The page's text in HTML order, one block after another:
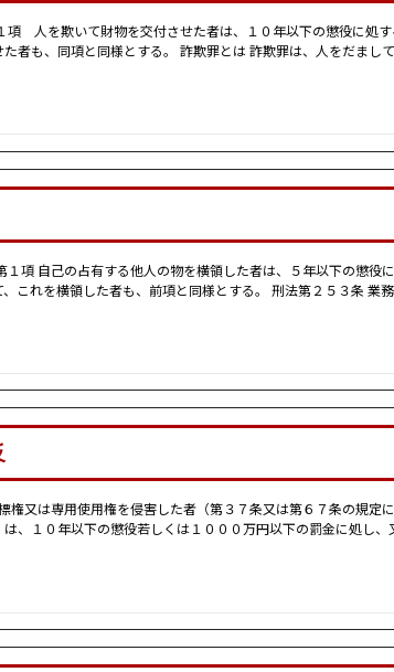
項 人を欺いて財物を交付させた者は、１０年以下の懲役に処
者も、同項と同様とする。 詐欺罪とは 詐欺罪は、人をだまし
１項 自己の占有する他人の物を横領した者は、５年以下の懲役
、これを横領した者も、前項と同様とする。 刑法第２５３条 業
権又は専用使用権を侵害した者（第３７条又は第６７条の規定
、１０年以下の懲役若しくは１０００万円以下の罰金に処し